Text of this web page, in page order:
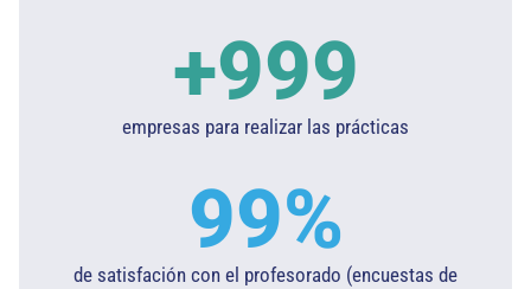
empresas para realizar las prácticas
+1.000
de satisfación con el profesorado (encuestas de
100%